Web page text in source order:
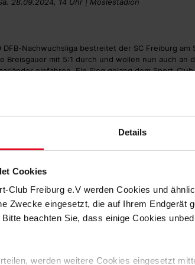
Details
Cookies
Club Freiburg e.V werden Cookies und
Zwecke eingesetzt, die auf Ihrem Endgerät
beachten Sie, dass einige Cookies
werden weitere Cookies eingesetzt
Nachwuchsliga bestreitet der SC Freiburg am
Breisgauer mit 5:1 durch und wollen nun auch an
einfahren. Ein Sieg gelang dem Sport-
Bernhard Weis am vergangenen Spieltag mit
zwei Punkte liegen. Gegen Saarbrücken will der
brauchen Stabilität und viel Kontrolle mit dem Ball.
und wittern nun ihre Chance. Für uns heißt
28.09.2024, 14 Uhr | Möslestadion
SC Freiburg am Samstag den SV Elversberg.
Wiedensohler ein anderes Gesicht zeigen, als
Gast beim SV Elversberg eine unglückliche 0:4-
Woche in zwei Pflichtspielen insgesamt
gegeben“, sagt der U17-Trainer. „Wir haben
Das wollen wir am Wochenende auf den Platz
als die Hinspiel.“ Die Begegnung der